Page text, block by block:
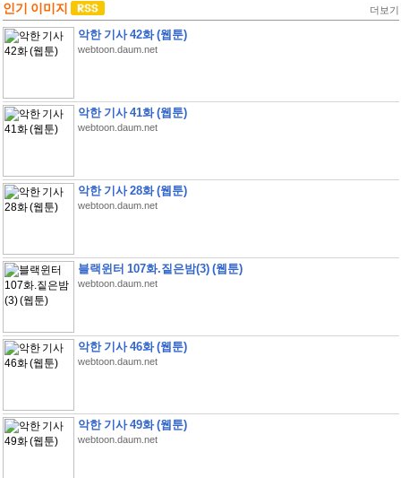
인기 이미지 더보기
악한 기사 42화 (웹툰)
webtoon.daum.net
악한 기사 41화 (웹툰)
webtoon.daum.net
악한 기사 28화 (웹툰)
webtoon.daum.net
블랙윈터 107화.짙은밤(3) (웹툰)
webtoon.daum.net
악한 기사 46화 (웹툰)
webtoon.daum.net
악한 기사 49화 (웹툰)
webtoon.daum.net